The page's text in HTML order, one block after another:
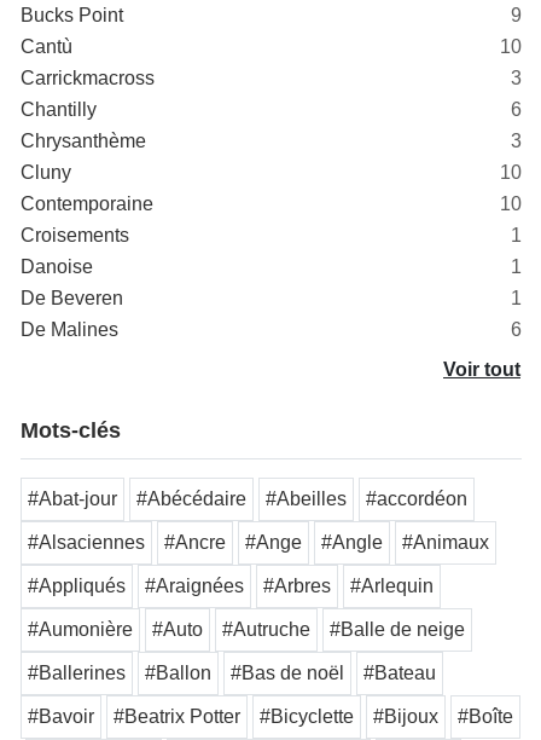
Bucks Point
9
Cantù
10
Carrickmacross
3
Chantilly
6
Chrysanthème
3
Cluny
10
Contemporaine
10
Croisements
1
Danoise
1
De Beveren
1
De Malines
6
Voir tout
Mots-clés
#Abat-jour #Abécédaire #Abeilles #accordéon
#Alsaciennes #Ancre #Ange #Angle #Animaux
#Appliqués #Araignées #Arbres #Arlequin
#Aumonière #Auto #Autruche #Balle de neige
#Ballerines #Ballon #Bas de noël #Bateau
#Bavoir #Beatrix Potter #Bicyclette #Bijoux #Boîte